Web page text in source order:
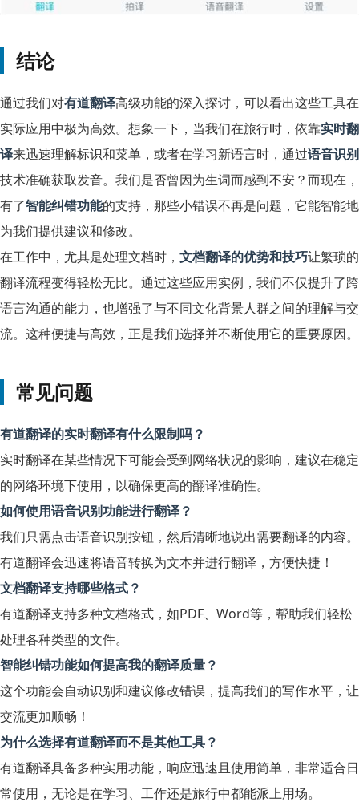
结论
通过我们对有道翻译高级功能的深入探讨，可以看出这些工具在
实际应用中极为高效。想象一下，当我们在旅行时，依靠实时翻
译来迅速理解标识和菜单，或者在学习新语言时，通过语音识别
技术准确获取发音。我们是否曾因为生词而感到不安？而现在，
有了智能纠错功能的支持，那些小错误不再是问题，它能智能地
为我们提供建议和修改。
在工作中，尤其是处理文档时， 文档翻译的优势和技巧让繁琐的
翻译流程变得轻松无比。通过这些应用实例，我们不仅提升了跨
语言沟通的能力，也增强了与不同文化背景人群之间的理解与交
流。这种便捷与高效，正是我们选择并不断使用它的重要原因。
常见问题
有道翻译的实时翻译有什么限制吗？
实时翻译在某些情况下可能会受到网络状况的影响，建议在稳定
的网络环境下使用，以确保更高的翻译准确性。
如何使用语音识别功能进行翻译？
我们只需点击语音识别按钮，然后清晰地说出需要翻译的内容。
有道翻译会迅速将语音转换为文本并进行翻译，方便快捷！
文档翻译支持哪些格式？
有道翻译支持多种文档格式，如PDF、Word等，帮助我们轻松
处理各种类型的文件。
智能纠错功能如何提高我的翻译质量？
这个功能会自动识别和建议修改错误，提高我们的写作水平，让
交流更加顺畅！
为什么选择有道翻译而不是其他工具？
有道翻译具备多种实用功能，响应迅速且使用简单，非常适合日
常使用，无论是在学习、工作还是旅行中都能派上用场。